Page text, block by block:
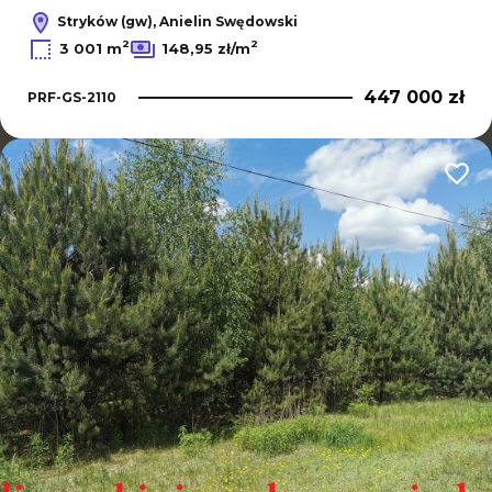
Stryków (gw), Anielin Swędowski
3 001 m2 148,95 zł/m2
PRF-GS-2110 447 000 zł